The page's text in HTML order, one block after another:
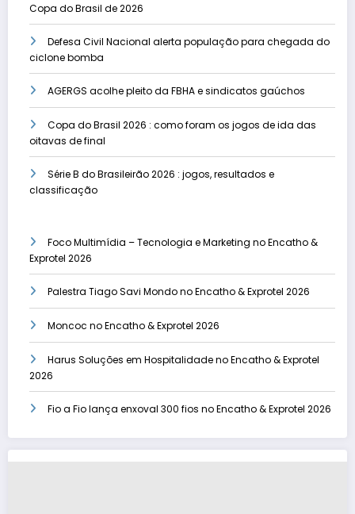
Copa do Brasil de 2026
Defesa Civil Nacional alerta população para chegada do
ciclone bomba
AGERGS acolhe pleito da FBHA e sindicatos gaúchos
Copa do Brasil 2026 : como foram os jogos de ida das
oitavas de final
Série B do Brasileirão 2026 : jogos, resultados e
classificação
Foco Multimídia – Tecnologia e Marketing no Encatho &
Exprotel 2026
Palestra Tiago Savi Mondo no Encatho & Exprotel 2026
Moncoc no Encatho & Exprotel 2026
Harus Soluções em Hospitalidade no Encatho & Exprotel
2026
Fio a Fio lança enxoval 300 fios no Encatho & Exprotel 2026